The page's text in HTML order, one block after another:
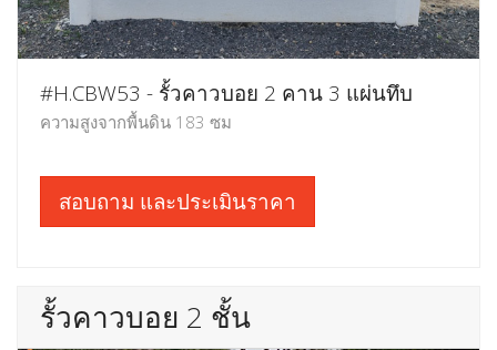
#H.CBW53 - รั้วคาวบอย 2 คาน 3 แผ่นทึบ
ความสูงจากพื้นดิน 183 ซม
สอบถาม และประเมินราคา
รั้วคาวบอย 2 ชั้น